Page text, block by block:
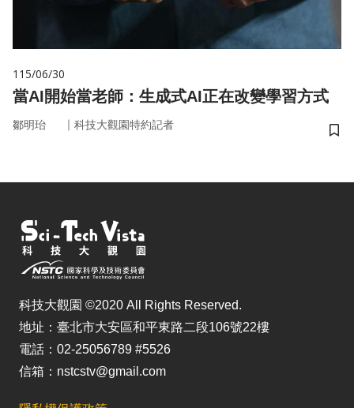
115/06/30
當AI開始當老師：生成式AI正在改變學習方式
鄒明珆 ｜ 科技大觀園特約記者
儲
科技大觀園 ©2020 All Rights Reserved.
地址：臺北市大安區和平東路二段106號22樓
電話：02-25056789 #5526
信箱：nstcstv@gmail.com